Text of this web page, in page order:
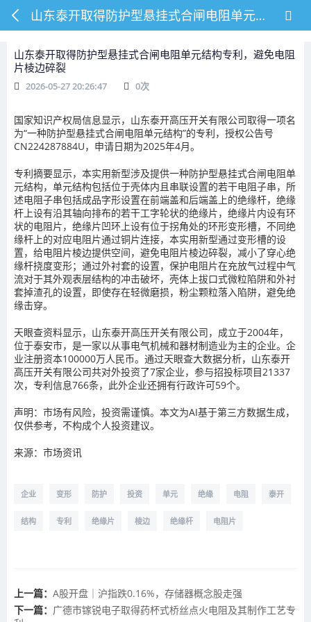
山东泰开取得防护型悬挂式合闸电阻单元结构专利，避免电阻片棱边碎裂
山东泰开取得防护型悬挂式合闸电阻单元结构专利，避免电阻
片棱边碎裂
2026-05-27 20:26:47 0次
国家知识产权局信息显示，山东泰开高压开关有限公司取得一项名
为“一种防护型悬挂式合闸电阻单元结构”的专利，授权公告号
CN224287884U，申请日期为2025年4月。
专利摘要显示，本实用新型涉及提供一种防护型悬挂式合闸电阻单
元结构，单元结构包括位于壳体内且串联设置的若干电阻子串，所
述电阻子串包括成品字形设置在前端盖和后端盖上的绝缘杆，绝缘
杆上设有沿其轴向排布的若干工字轮状的绝缘片，绝缘片内设有环
状的电阻片，绝缘片凹环上设有位于拐角处的环形变形槽，不同绝
缘杆上的对应电阻片通过铜片连接，本实用新型通过变形槽的设
置，给电阻片棱边提供空间，避免电阻片棱边碎裂，减小了穿心绝
缘杆挠度变形；通过外衬套的设置，保护电阻片在充放气过程中气
流对于其外观表层结构的冲击破坏，壳体上拔口式微粒陷阱和外衬
套掉渣孔的设置，即使存在轻微磨损，粉尘颗粒落入陷阱，避免绝
缘击穿。
天眼查资料显示，山东泰开高压开关有限公司，成立于2004年，
位于泰安市，是一家以从事电气机械和器材制造业为主的企业。企
业注册资本100000万人民币。通过天眼查大数据分析，山东泰开
高压开关有限公司共对外投资了7家企业，参与招投标项目21337
次，专利信息766条，此外企业还拥有行政许可59个。
声明：市场有风险，投资需谨慎。本文为AI基于第三方数据生成，
仅供参考，不构成个人投资建议。
来源：市场资讯
企业 变形 防护 投资 单元 绝缘 电阻 泰开
结构 专利 绝缘片 棱边 绝缘杆 电阻片
上一篇： A股开盘｜沪指跌0.16%，存储器概念股走强
下一篇： 广德市镓锐电子取得药杯式桥丝点火电阻及其制作工艺专